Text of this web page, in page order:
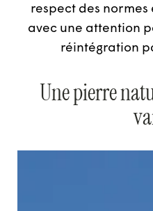
respect des
avec une attention
réintégration
Une pierre